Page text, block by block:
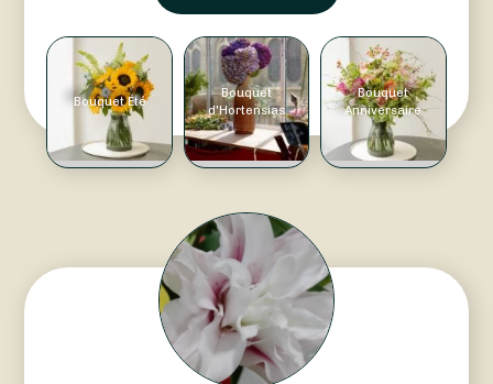
Bouquet Été
Bouquet
d'Hortensias
Bouquet
Anniversaire